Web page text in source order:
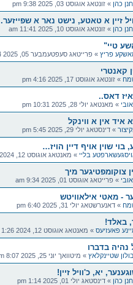
כהן » זונטאג אוגוסט 03, 2025 9:38 pm
זיין א טאטע, נישט נאר א שפייזער.
כהן » זונטאג אוגוסט 10, 2025 11:41 am
טיי"
פריץ » פרייטאג סעפטעמבער 05, 2025 4:44 pm
קאנטרי
» זונטאג אוגוסט 17, 2025 4:16 pm
דאס..
» מאנטאג יולי 28, 2025 10:31 pm
איד אין א ווינקל
» דינסטאג יולי 29, 2025 5:45 pm
שוין אויף דיין הויז…
בליי » מאנטאג אוגוסט 12, 2024 4:18 pm
צוקומפטיגער מיך
» פרייטאג אוגוסט 01, 2025 9:34 am
- מאטי אילאוויטש
» דאנערשטאג יולי 31, 2025 6:40 pm
באלד!
פאעזיעס » מאנטאג אוגוסט 12, 2024 1:26 am
נהיה בדברו
שטיינקלאץ » מיטוואך יוני 25, 2025 8:07 am
יא, כ'וויל זיין!
כהן » דינסטאג יולי 01, 2025 1:14 pm